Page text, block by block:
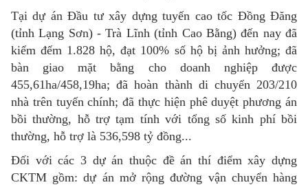
Tại dự án Đầu tư xây dựng tuyến cao tốc Đồng Đăng
(tỉnh Lạng Sơn) - Trà Lĩnh (tỉnh Cao Bằng) đến nay đã
kiểm đếm 1.828 hộ, đạt 100% số hộ bị ảnh hưởng; đã
bàn giao mặt bằng cho doanh nghiệp được
455,61ha/458,19ha; đã hoàn thành di chuyển 203/210
nhà trên tuyến chính; đã thực hiện phê duyệt phương án
bồi thường, hỗ trợ tạm tính với tổng số kinh phí bồi
thường, hỗ trợ là 536,598 tỷ đồng...
Đối với các 3 dự án thuộc đề án thí điểm xây dựng
CKTM gồm: dự án mở rộng đường vận chuyển hàng